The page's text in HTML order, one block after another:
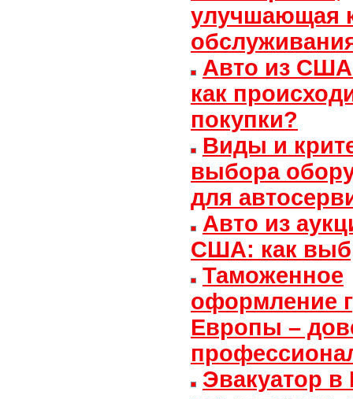
улучшающая
Авто из
как
покупки?
Виды и
выбора
для
Авто из
США: как
Таможенное
оформление
Европы –
Эвакуатор в